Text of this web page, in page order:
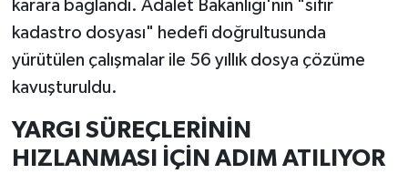
karara bağlandı. Adalet Bakanlığı'nın "sıfır
kadastro dosyası" hedefi doğrultusunda
yürütülen çalışmalar ile 56 yıllık dosya çözüme
kavuşturuldu.
YARGI SÜREÇLERİNİN
HIZLANMASI İÇİN ADIM ATILIYOR